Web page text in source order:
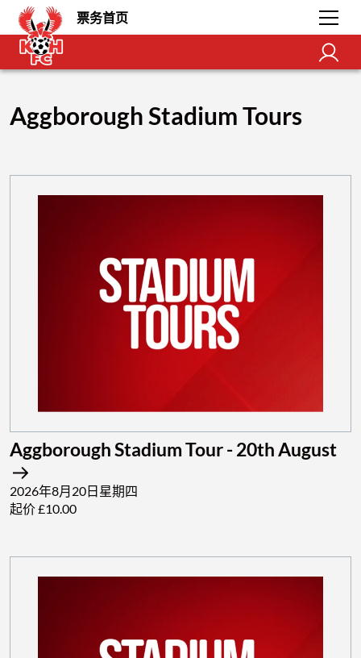
票务首页
Aggborough Stadium Tours
Aggborough Stadium Tour - 20th August
2026年8月20日星期四
起价 £10.00